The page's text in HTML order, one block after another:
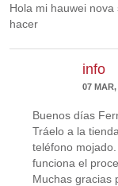
Hola mi hauwei
hacer
info
07 MAR,
Buenos días
Tráelo a la
teléfono
funciona el
Muchas gracias